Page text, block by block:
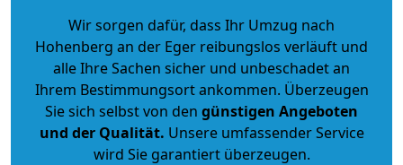
Wir sorgen dafür, dass Ihr Umzug nach
Hohenberg an der Eger reibungslos verläuft und
alle Ihre Sachen sicher und unbeschadet an
Ihrem Bestimmungsort ankommen. Überzeugen
Sie sich selbst von den günstigen Angeboten
und der Qualität. Unsere umfassender Service
wird Sie garantiert überzeugen.